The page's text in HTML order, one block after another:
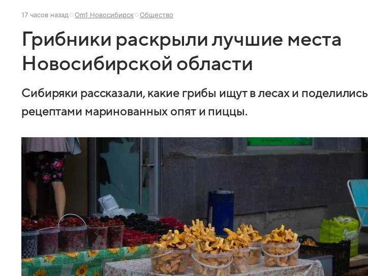
17 часов назад Om1 Новосибирск Общество
Грибники раскрыли лучшие места
Новосибирской области
Сибиряки рассказали, какие грибы ищут в лесах и поделились
рецептами маринованных опят и пиццы.